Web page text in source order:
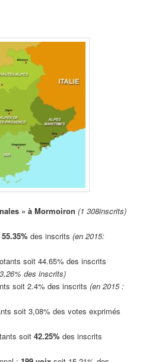
» à Mormoiron(1 308inscrits)
55.35% des inscrits(en 2015:
44.65% des inscrits
des inscrits)
soit 2.4% des inscrits(en 2015 :
3,08% des votes exprimés
soit42.25% des inscrits